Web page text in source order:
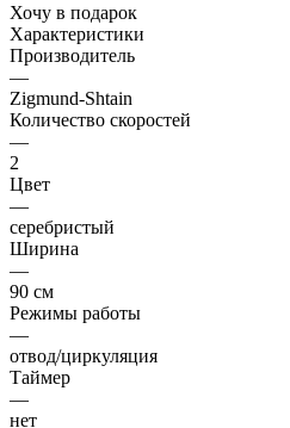
Хочу в подарок
Характеристики
Производитель
—
Zigmund-Shtain
Количество скоростей
—
2
Цвет
—
серебристый
Ширина
—
90 см
Режимы работы
—
отвод/циркуляция
Таймер
—
нет